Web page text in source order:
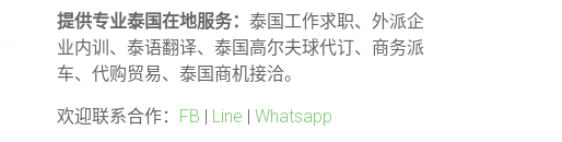
提供专业泰国在地服务：泰国工作求职、外派企
业内训、泰语翻译、泰国高尔夫球代订、商务派
车、代购贸易、泰国商机接洽。
欢迎联系合作： FB | Line |Whatsapp